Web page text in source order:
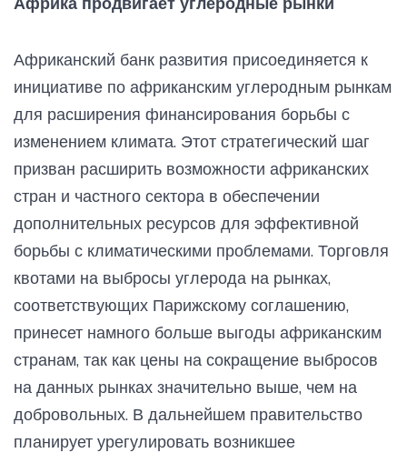
Африканский банк развития присоединяется к
инициативе по африканским углеродным рынкам
для расширения финансирования борьбы с
изменением климата. Этот стратегический шаг
призван расширить возможности африканских
стран и частного сектора в обеспечении
дополнительных ресурсов для эффективной
борьбы с климатическими проблемами. Торговля
квотами на выбросы углерода на рынках,
соответствующих Парижскому соглашению,
принесет намного больше выгоды африканским
странам, так как цены на сокращение выбросов
на данных рынках значительно выше, чем на
добровольных. В дальнейшем правительство
планирует урегулировать возникшее